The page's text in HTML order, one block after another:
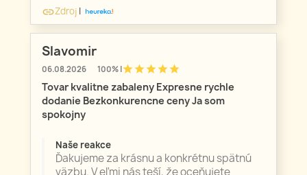
linkZdroj |
Slavomir
06.08.2026 100% |starstarstarstarstar
Tovar kvalitne zabaleny Expresne rychle
dodanie Bezkonkurencne ceny Ja som
spokojny
Naše reakce
Ďakujeme za krásnu a konkrétnu spätnú
väzbu. V eľmi nás teší, že oceňujete